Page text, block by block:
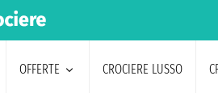
OFFERTE CROCIERE LUSSO